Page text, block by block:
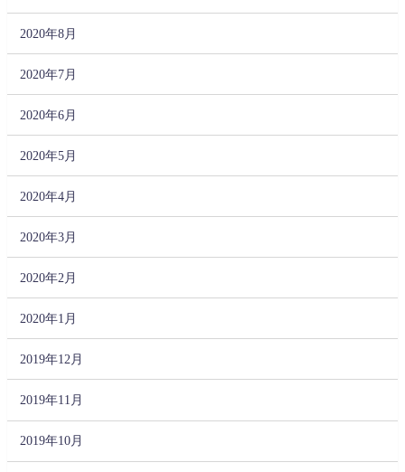
2020年8月
2020年7月
2020年6月
2020年5月
2020年4月
2020年3月
2020年2月
2020年1月
2019年12月
2019年11月
2019年10月